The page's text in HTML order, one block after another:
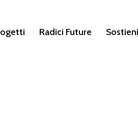
Radici Future Sostieni